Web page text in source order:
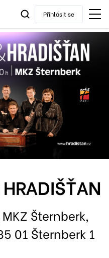
Přihlásit se
Šternberk,
01 Šternberk 1